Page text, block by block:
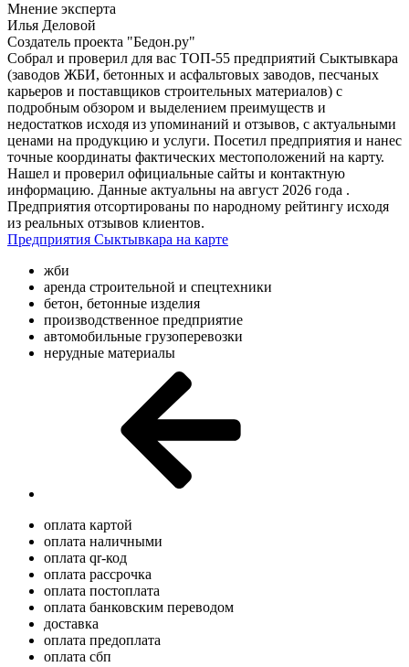
Мнение эксперта
Илья Деловой
Создатель проекта "Бедон.ру"
Собрал и проверил для вас ТОП-55 предприятий Сыктывкара
(заводов ЖБИ, бетонных и асфальтовых заводов, песчаных
карьеров и поставщиков строительных материалов) с
подробным обзором и выделением преимуществ и
недостатков исходя из упоминаний и отзывов, с актуальными
ценами на продукцию и услуги. Посетил предприятия и нанес
точные координаты фактических местоположений на карту.
Нашел и проверил официальные сайты и контактную
информацию. Данные актуальны на август 2026 года .
Предприятия отсортированы по народному рейтингу исходя
из реальных отзывов клиентов.
Предприятия Сыктывкара на карте
жби
аренда строительной и спецтехники
бетон, бетонные изделия
производственное предприятие
автомобильные грузоперевозки
нерудные материалы
оплата картой
оплата наличными
оплата qr-код
оплата рассрочка
оплата постоплата
оплата банковским переводом
доставка
оплата предоплата
оплата сбп